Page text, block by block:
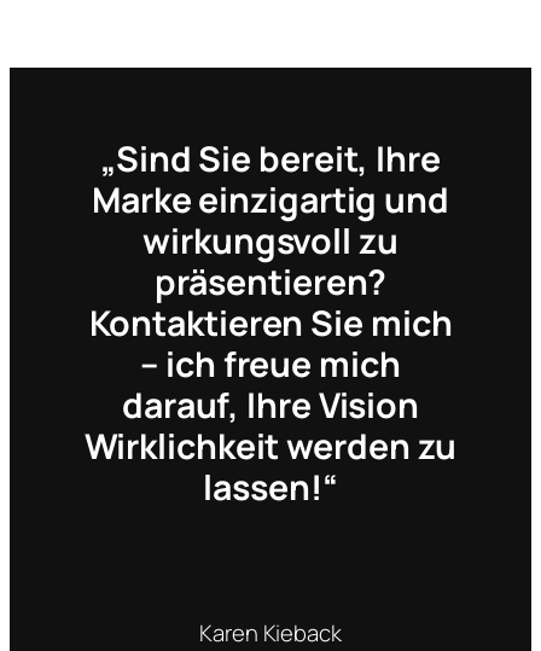
„Sind Sie bereit, Ihre
Marke einzigartig und
wirkungsvoll zu
präsentieren?
Kontaktieren Sie mich
– ich freue mich
darauf, Ihre Vision
Wirklichkeit werden zu
lassen!“
Karen Kieback